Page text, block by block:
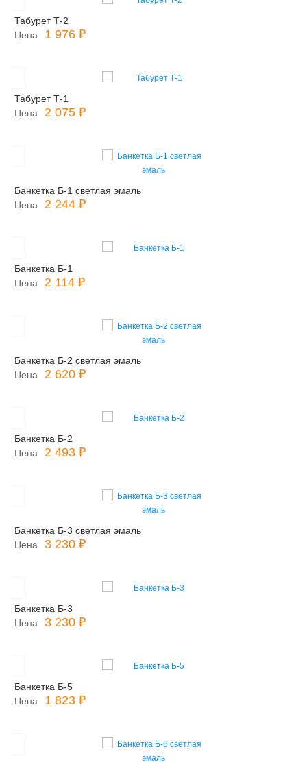
Табурет Т-2
Цена
1 976 ₽
Табурет Т-1
Цена
2 075 ₽
Банкетка Б-1 светлая эмаль
Цена
2 244 ₽
Банкетка Б-1
Цена
2 114 ₽
Банкетка Б-2 светлая эмаль
Цена
2 620 ₽
Банкетка Б-2
Цена
2 493 ₽
Банкетка Б-3 светлая эмаль
Цена
3 230 ₽
Банкетка Б-3
Цена
3 230 ₽
Банкетка Б-5
Цена
1 823 ₽